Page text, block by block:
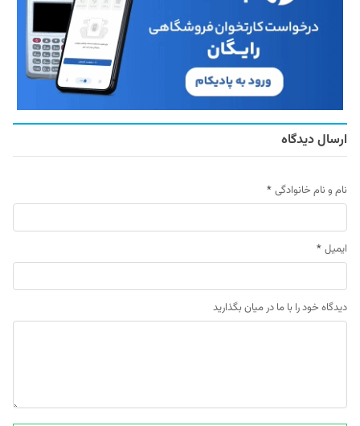
ارسال دیدگاه
نام و نام خانوادگی *
ایمیل *
دیدگاه خود را با ما در میان بگذارید